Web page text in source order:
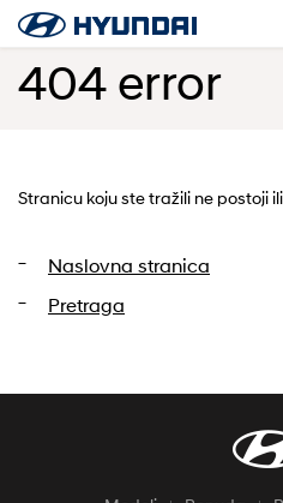
404 error
Stranicu koju ste tražili ne postoji
Naslovna stranica
Pretraga